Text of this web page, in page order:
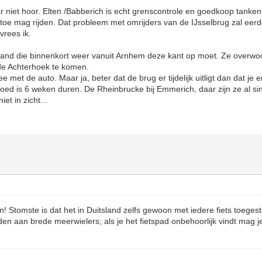
niet hoor. Elten /Babberich is echt grenscontrole en goedkoop
mag rijden. Dat probleem met omrijders van de IJsselbrug zal
ik.
die binnenkort weer vanuit Arnhem deze kant op moet. Ze
Achterhoek te komen.
met de auto. Maar ja, beter dat de brug er tijdelijk uitligt dan dat je
is 6 weken duren. De Rheinbrucke bij Emmerich, daar zijn ze al
in zicht...
Stomste is dat het in Duitsland zelfs gewoon met iedere fiets
aan brede meerwielers; als je het fietspad onbehoorlijk vindt mag